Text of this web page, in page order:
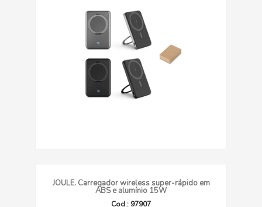
JOULE. Carregador wireless super-rápido em
ABS e alumínio 15W
Cod.: 97907